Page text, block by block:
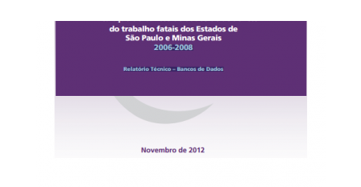
auxílio-
doença
ultrapassam